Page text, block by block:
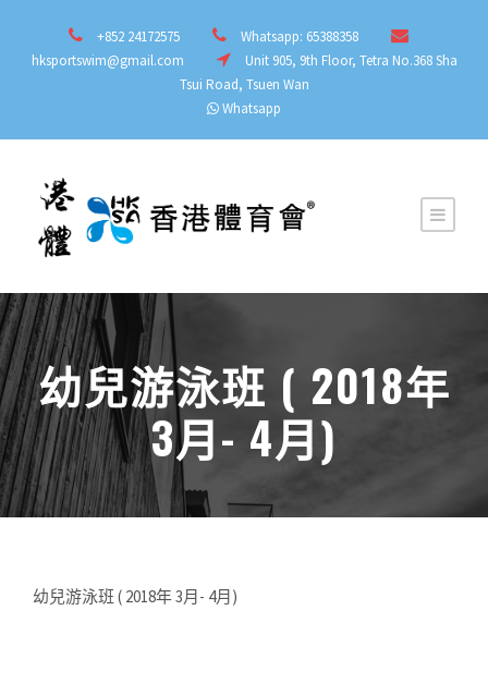
+852 24172575
Whatsapp: 65388358
hksportswim@gmail.com
Unit 905, 9th Floor, Tetra No.368 Sha
Tsui Road, Tsuen Wan
Whatsapp
幼兒游泳班 ( 2018年
3月- 4月)
幼兒游泳班 ( 2018年 3月- 4月)